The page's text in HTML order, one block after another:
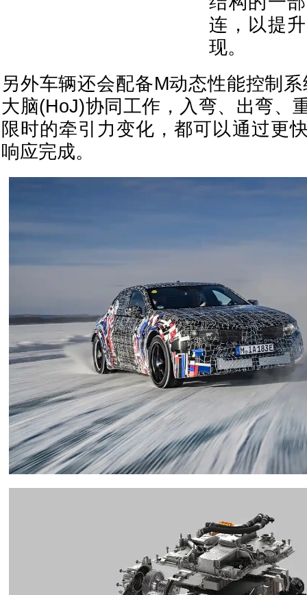
连，以提
现。
另外车辆还会配备M动态性能控制
大脑(HoJ)协同工作，入弯、出弯、
限时的牵引力变化，都可以通过更
响应完成。